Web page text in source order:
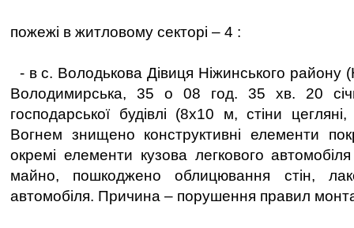
пожежі в житловому секторі – 4 :
- в с. Володькова Дівиця Ніжинського району
Володимирська, 35 о 08 год. 35 хв. 20
господарської будівлі (8х10 м, стіни
Вогнем знищено конструктивні елементи
окремі елементи кузова легкового
майно, пошкоджено облицювання стін,
автомобіля. Причина – порушення правил